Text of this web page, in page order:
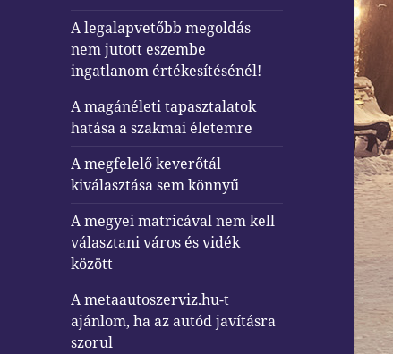
A legalapvetőbb megoldás
nem jutott eszembe
ingatlanom értékesítésénél!
A magánéleti tapasztalatok
hatása a szakmai életemre
A megfelelő keverőtál
kiválasztása sem könnyű
A megyei matricával nem kell
választani város és vidék
között
A metaautoszerviz.hu-t
ajánlom, ha az autód javításra
szorul